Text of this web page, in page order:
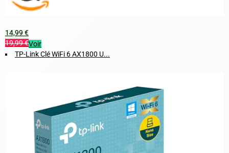
14,99 €
19,99 €Voir
TP-Link Clé WiFi 6 AX1800 U...